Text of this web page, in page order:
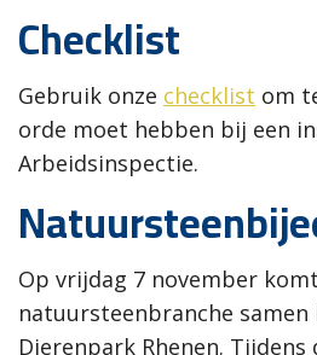
Checklist
Gebruik onze checklist om
orde moet hebben bij een
Arbeidsinspectie.
Op vrijdag 7 november
natuursteenbranche samen
Dierenpark Rhenen. Tijdens